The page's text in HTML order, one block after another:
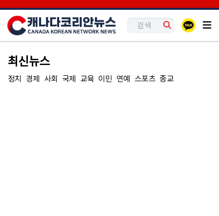
최신뉴스
정치 경제 사회 국제 교육 이민 연예 스포츠 종교